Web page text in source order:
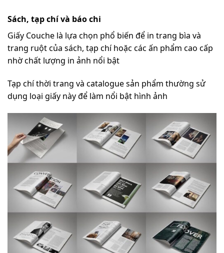
Sách, tạp chí và báo chi
Giấy Couche là lựa chọn phổ biến để in trang bìa và
trang ruột của sách, tạp chí hoặc các ấn phẩm cao cấp
nhờ chất lượng in ảnh nổi bật
Tạp chí thời trang và catalogue sản phẩm thường sử
dụng loại giấy này để làm nổi bật hình ảnh